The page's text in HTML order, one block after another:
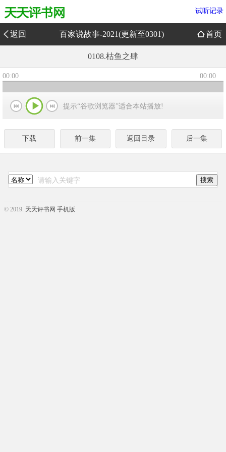
试听记录
返回 百家说故事-2021(更新至0301) 首页
0108.枯鱼之肆
00:00 00:00
提示“谷歌浏览器”适合本站播放!
下载 前一集 返回目录 后一集
© 2019. 天天评书网 手机版